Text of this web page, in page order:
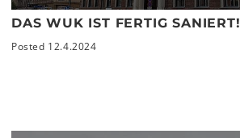
DAS WUK IST FERTIG SANIERT!
Posted 12.4.2024